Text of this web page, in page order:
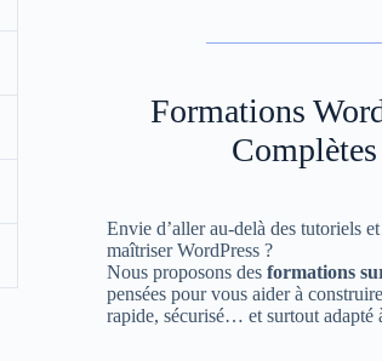
Formations
Complètes
Envie d’aller au-delà des tutoriels
maîtriser WordPress ?
Nous proposons desformations
pensées pour vous aider à
rapide, sécurisé… et surtout adapté